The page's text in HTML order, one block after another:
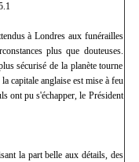
à Londres aux funérailles
plus que douteuses.
sécurisé de la planète tourne
capitale anglaise est mise à feu
ont pu s'échapper, le Président
la part belle aux détails, des